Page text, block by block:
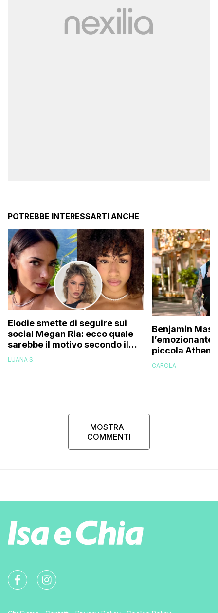
POTREBBE INTERESSARTI ANCHE
Elodie smette di seguire sui
social Megan Ria: ecco quale
sarebbe il motivo secondo il
web (e c’entra Franceska)
LUANA S.
Benjamin
l’emozionante
piccola
una figlia,
CAROLA
MOSTRA I
COMMENTI